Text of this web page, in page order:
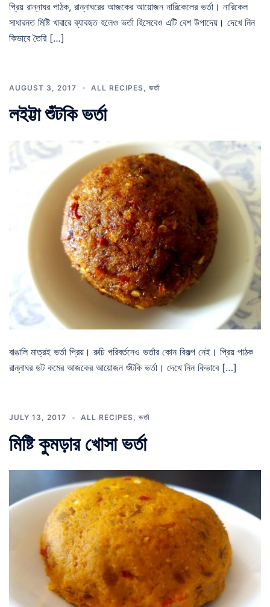
প্রিয় রান্নাঘর পাঠক, রান্নাঘরের আজকের আয়োজন নারিকেলের ভর্তা। নারিকেল
সাধারনত মিষ্টি খাবারে ব্যাবহৃত হলেও ভর্তা হিসেবেও এটি বেশ উপাদেয়। দেখে নিন
কিভাবে তৈরি […]
AUGUST 3, 2017 ALL RECIPES ভর্তা
লইট্টা শুঁটকি ভর্তা
বাঙালি মাত্রই ভর্তা প্রিয়। রুচি পরিবর্তনেও ভর্তার কোন বিকল্প নেই। প্রিয় পাঠক
রান্নাঘর ডট কমের আজকের আয়োজন শুঁটকি ভর্তা। দেখে নিন কিভাবে […]
JULY 13, 2017 ALL RECIPES, ভর্তা
মিষ্টি কুমড়ার খোসা ভর্তা